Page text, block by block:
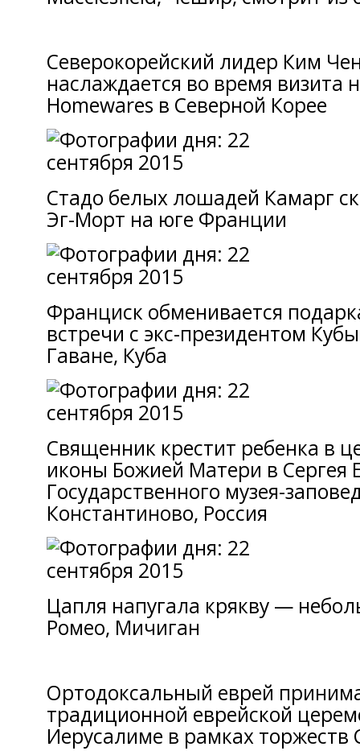
Северокорейский лидер Ким
наслаждается во время визита
Homewares в Северной Корее
Стадо белых лошадей Камарг
Эг-Морт на юге Франции
Франциск обменивается
встречи с экс-президентом
Гаване, Куба
Священник крестит ребенка в
иконы Божией Матери в Сергея
Государственного музея-
Константиново, Россия
Цапля напугала крякву —
Ромео, Мичиган
Ортодоксальный еврей
традиционной еврейской
Иерусалиме в рамках торжеств